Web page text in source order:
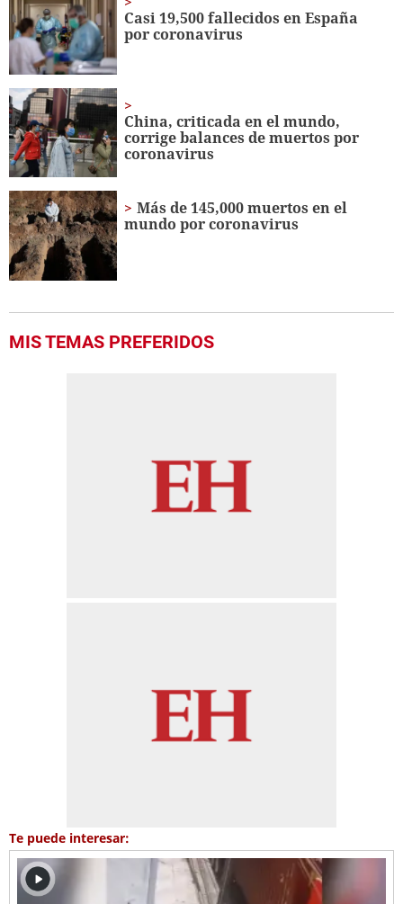
seconds
Casi 19,500 fallecidos en España
por coronavirus
China, criticada en el mundo,
corrige balances de muertos por
coronavirus
Más de 145,000 muertos en el
mundo por coronavirus
MIS TEMAS PREFERIDOS
Te puede interesar: